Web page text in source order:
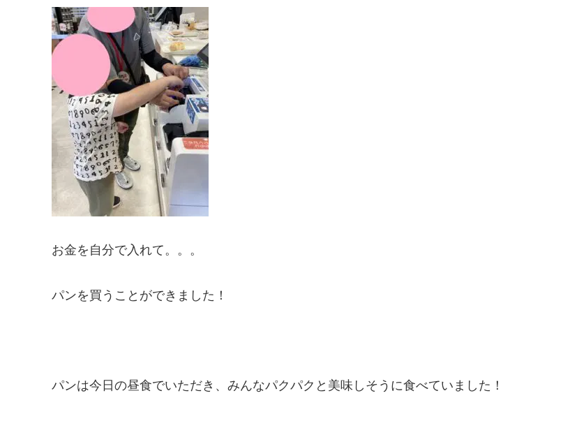
お金を自分で入れて。。。
パンを買うことができました！
パンは今日の昼食でいただき、みんなパクパクと美味しそうに食べていました！